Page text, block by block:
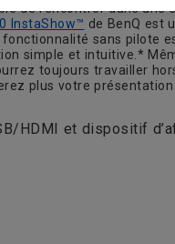
de rencontrer dans une
InstaShow™ de BenQ est
sans pilote
simple et intuitive.*
toujours travailler
plus votre présentation
HDMI et dispositif